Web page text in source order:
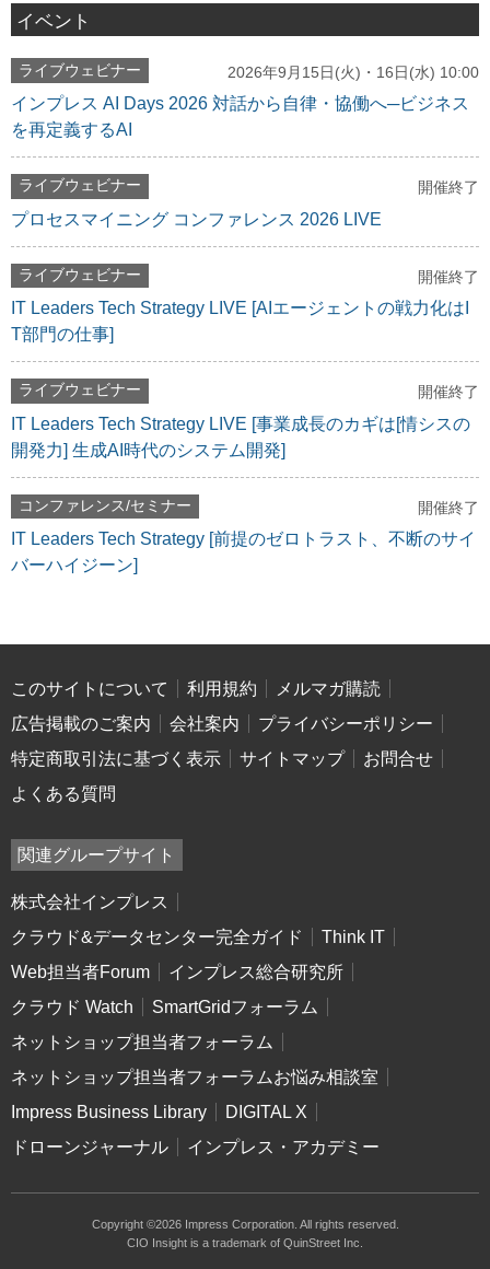
イベント
ライブウェビナー 2026年9月15日(火)・16日(水) 10:00
インプレス AI Days 2026 対話から自律・協働へ─ビジネス
を再定義するAI
ライブウェビナー 開催終了
プロセスマイニング コンファレンス 2026 LIVE
ライブウェビナー 開催終了
IT Leaders Tech Strategy LIVE [AIエージェントの戦力化はI
T部門の仕事]
ライブウェビナー 開催終了
IT Leaders Tech Strategy LIVE [事業成長のカギは[情シスの
開発力] 生成AI時代のシステム開発]
コンファレンス/セミナー 開催終了
IT Leaders Tech Strategy [前提のゼロトラスト、不断のサイ
バーハイジーン]
このサイトについて 利用規約
メルマガ購読
広告掲載のご案内
会社案内
プライバシーポリシー
特定商取引法に基づく表示
サイトマップ
お問合せ
よくある質問
関連グループサイト
株式会社インプレス
クラウド&データセンター完全ガイド
Think IT
Web担当者Forum
インプレス総合研究所
クラウド Watch
SmartGridフォーラム
ネットショップ担当者フォーラム
ネットショップ担当者フォーラムお悩み相談室
Impress Business Library
DIGITAL X
ドローンジャーナル
インプレス・アカデミー
Copyright ©2026 Impress Corporation. All rights reserved.
CIO Insight is a trademark of QuinStreet Inc.